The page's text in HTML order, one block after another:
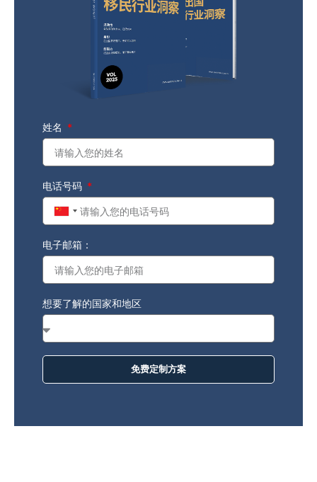
姓名
电话号码
China
电子邮箱：
想要了解的国家和地区
免费定制方案